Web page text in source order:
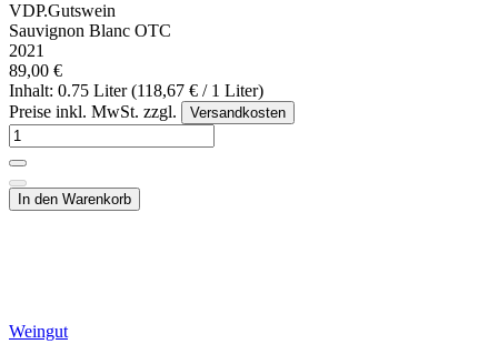
VDP.Gutswein
Sauvignon Blanc OTC
2021
89,00 €
Inhalt: 0.75 Liter (118,67 € / 1 Liter)
Preise inkl. MwSt. zzgl.
Versandkosten
In den Warenkorb
Weingut